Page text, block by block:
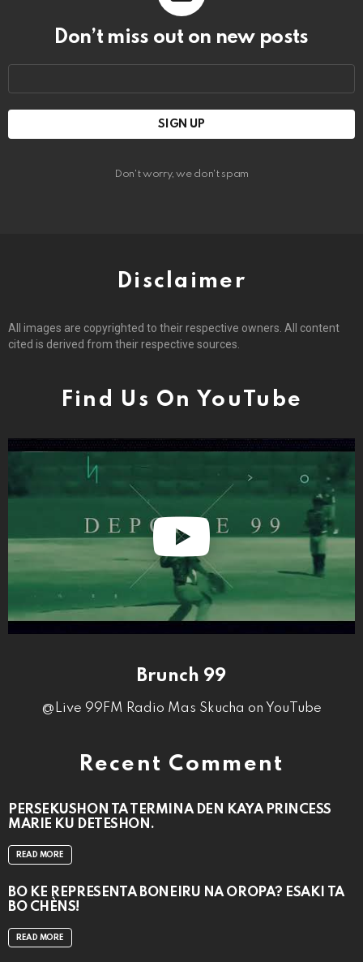
Don’t miss out on new posts
Don't worry, we don't spam
Disclaimer
All images are copyrighted to their respective owners. All content
cited is derived from their respective sources.
Find Us On YouTube
Brunch 99
@Live 99FM Radio Mas Skucha on YouTube
Recent Comment
PERSEKUSHON TA TERMINA DEN KAYA PRINCESS
MARIE KU DETESHON.
READ MORE
BO KE REPRESENTÁ BONEIRU NA OROPA? ESAKI TA
BO CHÈNS!
READ MORE